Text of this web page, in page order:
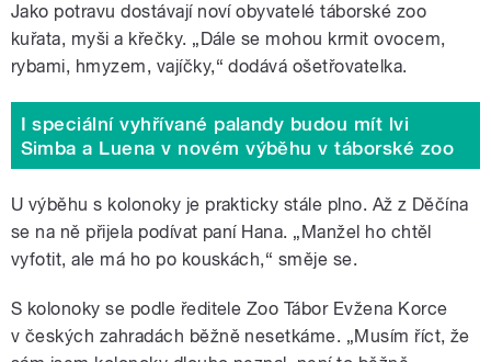
Jako potravu dostávají noví obyvatelé táborské zoo
kuřata, myši a křečky. „Dále se mohou krmit ovocem,
rybami, hmyzem, vajíčky,“ dodává ošetřovatelka.
I speciální vyhřívané palandy budou mít lvi
Simba a Luena v novém výběhu v táborské zoo
U výběhu s kolonoky je prakticky stále plno. Až z Děčína
se na ně přijela podívat paní Hana. „Manžel ho chtěl
vyfotit, ale má ho po kouskách,“ směje se.
S kolonoky se podle ředitele Zoo Tábor Evžena Korce
v českých zahradách běžně nesetkáme. „Musím říct, že